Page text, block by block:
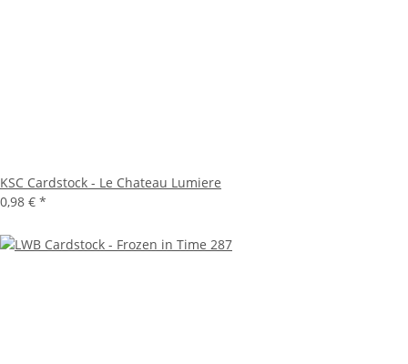
KSC Cardstock - Le Chateau Lumiere
0,98 € *